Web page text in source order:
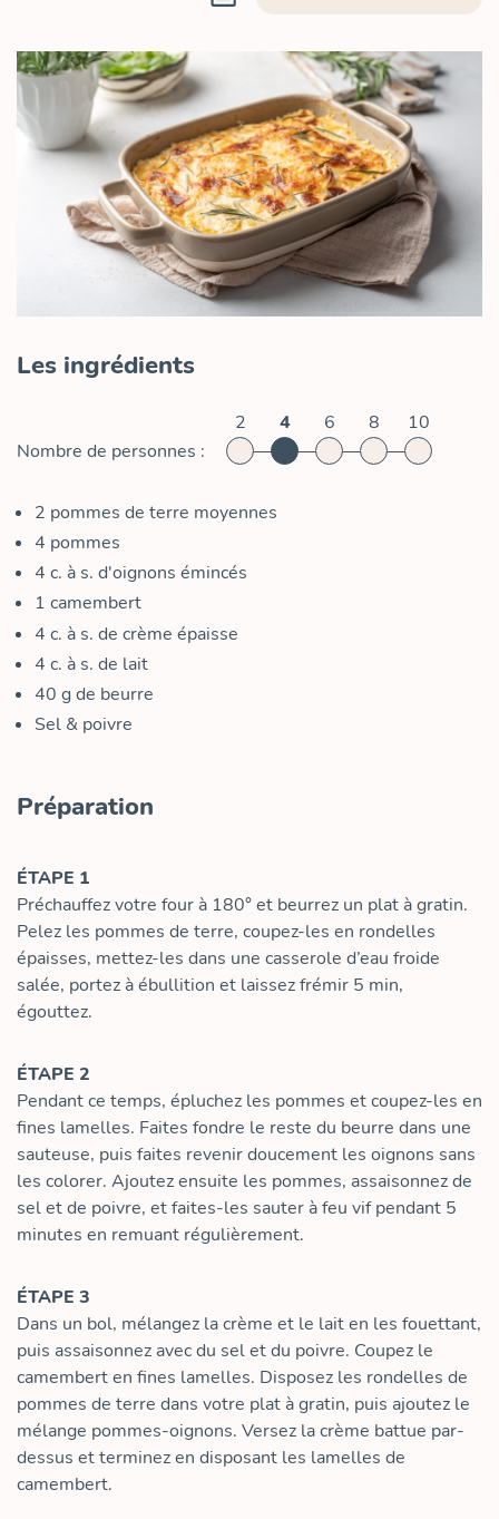
Les ingrédients
Nombre de personnes :
2 4 6 8 10
2 pommes de terre moyennes
4 pommes
4 c. à s. d'oignons émincés
1 camembert
4 c. à s. de crème épaisse
4 c. à s. de lait
40 gde beurre
Sel & poivre
Préparation
ÉTAPE 1
Préchauffez votre four à 180° et beurrez un plat à gratin.
Pelez les pommes de terre, coupez-les en rondelles
épaisses, mettez-les dans une casserole d’eau froide
salée, portez à ébullition et laissez frémir 5 min,
égouttez.
ÉTAPE 2
Pendant ce temps, épluchez les pommes et coupez-les en
fines lamelles. Faites fondre le reste du beurre dans une
sauteuse, puis faites revenir doucement les oignons sans
les colorer. Ajoutez ensuite les pommes, assaisonnez de
sel et de poivre, et faites-les sauter à feu vif pendant 5
minutes en remuant régulièrement.
ÉTAPE 3
Dans un bol, mélangez la crème et le lait en les fouettant,
puis assaisonnez avec du sel et du poivre. Coupez le
camembert en fines lamelles. Disposez les rondelles de
pommes de terre dans votre plat à gratin, puis ajoutez le
mélange pommes-oignons. Versez la crème battue par-
dessus et terminez en disposant les lamelles de
camembert.